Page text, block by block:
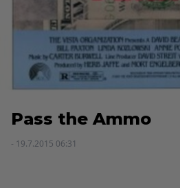
Pass the Ammo
- 19.7.2015 06:31